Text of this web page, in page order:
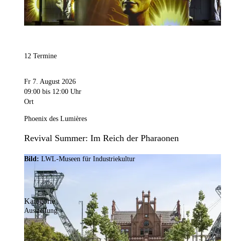
12 Termine
Fr 7. August 2026
09:00 bis 12:00 Uhr
Ort
Phoenix des Lumières
Revival Summer: Im Reich der Pharaonen
Bild: LWL-Museen für Industriekultur
Kategorie
Ausstellung